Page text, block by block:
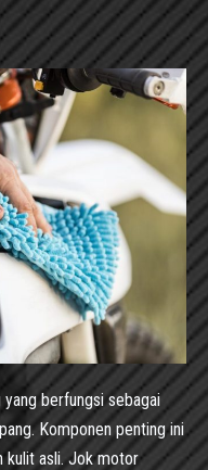
berfungsi sebagai
Komponen penting ini
kulit asli. Jok motor